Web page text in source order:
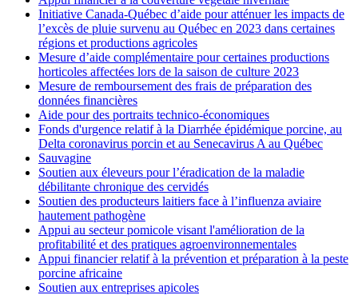
Initiative Canada-Québec d’aide pour atténuer les impacts de
l’excès de pluie survenu au Québec en 2023 dans certaines
régions et productions agricoles
Mesure d’aide complémentaire pour certaines productions
horticoles affectées lors de la saison de culture 2023
Mesure de remboursement des frais de préparation des
données financières
Aide pour des portraits technico-économiques
Fonds d'urgence relatif à la Diarrhée épidémique porcine, au
Delta coronavirus porcin et au Senecavirus A au Québec
Sauvagine
Soutien aux éleveurs pour l’éradication de la maladie
débilitante chronique des cervidés
Soutien des producteurs laitiers face à l’influenza aviaire
hautement pathogène
Appui au secteur pomicole visant l'amélioration de la
profitabilité et des pratiques agroenvironnementales
Appui financier relatif à la prévention et préparation à la peste
porcine africaine
Soutien aux entreprises apicoles